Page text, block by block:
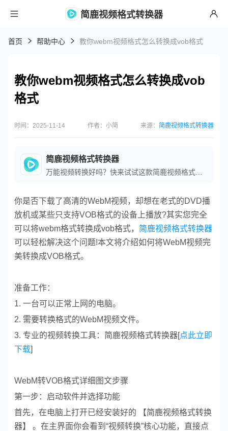
简鹿视频格式转换器
首页 帮助中心 教你webm视频格式怎么转换成vob格式
教你webm视频格式怎么转换成vob
格式
时间：2025-11-14 作者：小简 来源： 简鹿视频格式转换器
简鹿视频格式转换器
你是否下载了高清的WebM视频，却想在老式的DVD播
放机或某些只支持VOB格式的设备上播放?其实您完全
可以将webm格式转换成vob格式， 简鹿视频格式转换器
可以轻松解决这个问题!本文将介绍如何将WebM视频完
美转换成VOB格式。
准备工作：
1. 一台可以正常上网的电脑。
2. 需要转换格式的WebM视频文件。
3. 专业的视频转换工具：简鹿视频格式转换器[点此立即
下载]
WebM转VOB格式详细图文步骤
第一步：启动软件并选择功能
首先，在电脑上打开已经安装好的 【简鹿视频格式转换
器】 。在主界面你会看到“视频转换”核心功能，直接点